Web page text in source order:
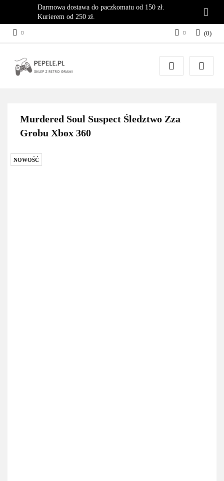
Darmowa dostawa do paczkomatu od 150 zł.
Kurierem od 250 zł.
Zaloguj się
Załóż konto
(0)
Murdered Soul Suspect Śledztwo Zza
Grobu Xbox 360
NOWOŚĆ